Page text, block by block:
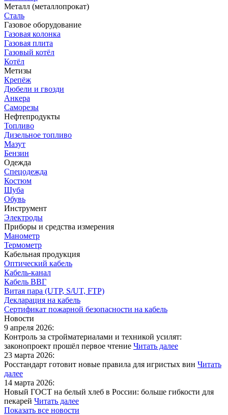
Металл (металлопрокат)
Сталь
Газовое оборудование
Газовая колонка
Газовая плита
Газовый котёл
Котёл
Метизы
Крепёж
Дюбели и гвозди
Анкера
Саморезы
Нефтепродукты
Топливо
Дизельное топливо
Мазут
Бензин
Одежда
Спецодежда
Костюм
Шуба
Обувь
Инструмент
Электроды
Приборы и средства измерения
Манометр
Термометр
Кабельная продукция
Оптический кабель
Кабель-канал
Кабель ВВГ
Витая пара (UTP, S/UT, FTP)
Декларация на кабель
Сертификат пожарной безопасности на кабель
Новости
9 апреля 2026:
Контроль за стройматериалами и техникой усилят:
законопроект прошёл первое чтение Читать далее
23 марта 2026:
Росстандарт готовит новые правила для игристых вин Читать
далее
14 марта 2026:
Новый ГОСТ на белый хлеб в России: больше гибкости для
пекарей Читать далее
Показать все новости